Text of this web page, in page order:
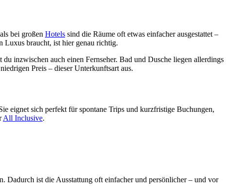
bei großen Hotels sind die Räume oft etwas einfacher ausgestattet –
Luxus braucht, ist hier genau richtig.
inzwischen auch einen Fernseher. Bad und Dusche liegen allerdings
Preis – dieser Unterkunftsart aus.
eignet sich perfekt für spontane Trips und kurzfristige Buchungen,
All Inclusive.
Dadurch ist die Ausstattung oft einfacher und persönlicher – und vor